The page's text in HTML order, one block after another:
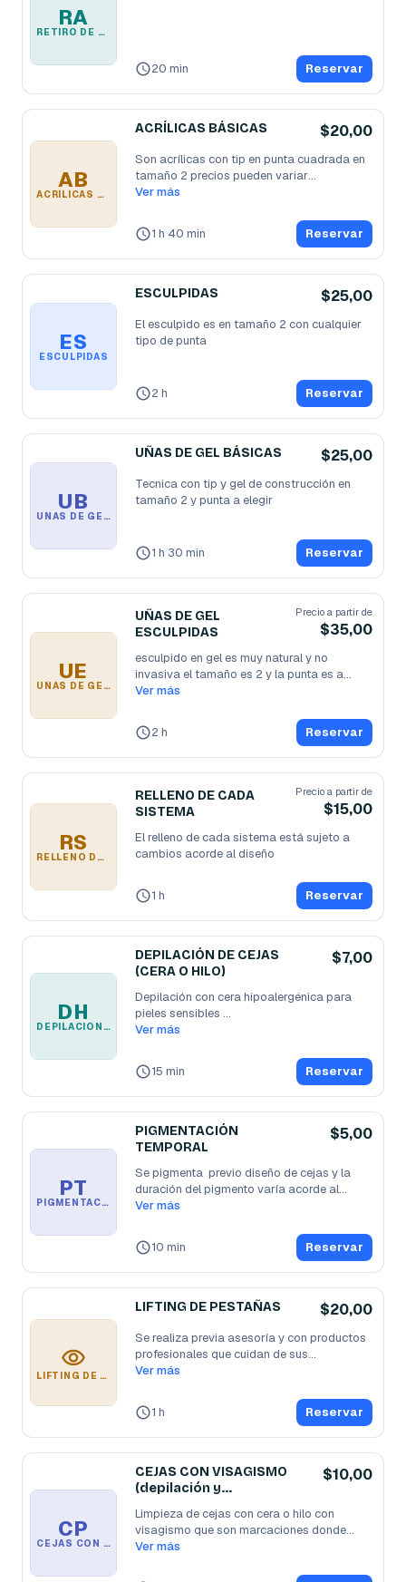
RA
RETIRO DE ACRÍLICO
20 min Reservar
AB
ACRÍLICAS BÁSICAS
ACRÍLICAS BÁSICAS $20,00
Son acrílicas con tip en punta cuadrada en
tamaño 2 precios pueden variar...
Ver más
1 h 40 min Reservar
ES
ESCULPIDAS
ESCULPIDAS $25,00
El esculpido es en tamaño 2 con cualquier
tipo de punta
2 h Reservar
UB
UÑAS DE GEL BÁSICAS
UÑAS DE GEL BÁSICAS $25,00
Tecnica con tip y gel de construcción en
tamaño 2 y punta a elegir
1 h 30 min Reservar
UE
UÑAS DE GEL ESCULPIDAS
UÑAS DE GEL
ESCULPIDAS
Precio a partir de
$35,00
esculpido en gel es muy natural y no
invasiva el tamaño es 2 y la punta es a...
Ver más
2 h Reservar
RS
RELLENO DE CADA SISTEMA
RELLENO DE CADA
SISTEMA
Precio a partir de
$15,00
El relleno de cada sistema está sujeto a
cambios acorde al diseño
1 h Reservar
DH
DEPILACIÓN DE CEJAS (CERA O HILO)
DEPILACIÓN DE CEJAS
(CERA O HILO)
$7,00
Depilación con cera hipoalergénica para
pieles sensibles
depilación con hilo
Ver más
15 min Reservar
PT
PIGMENTACIÓN TEMPORAL
PIGMENTACIÓN
TEMPORAL
$5,00
Se pigmenta  previo diseño de cejas y la
duración del pigmento varía acorde al...
Ver más
10 min Reservar
LIFTING DE PESTAÑAS
LIFTING DE PESTAÑAS $20,00
Se realiza previa asesoría y con productos
profesionales que cuidan de sus...
Ver más
1 h Reservar
CP
CEJAS CON VISAGISMO (DEPILACIÓN Y PIGMENTACIÓN)
CEJAS CON VISAGISMO
(depilación y
$10,00
Limpieza de cejas con cera o hilo con
visagismo que son marcaciones donde...
Ver más